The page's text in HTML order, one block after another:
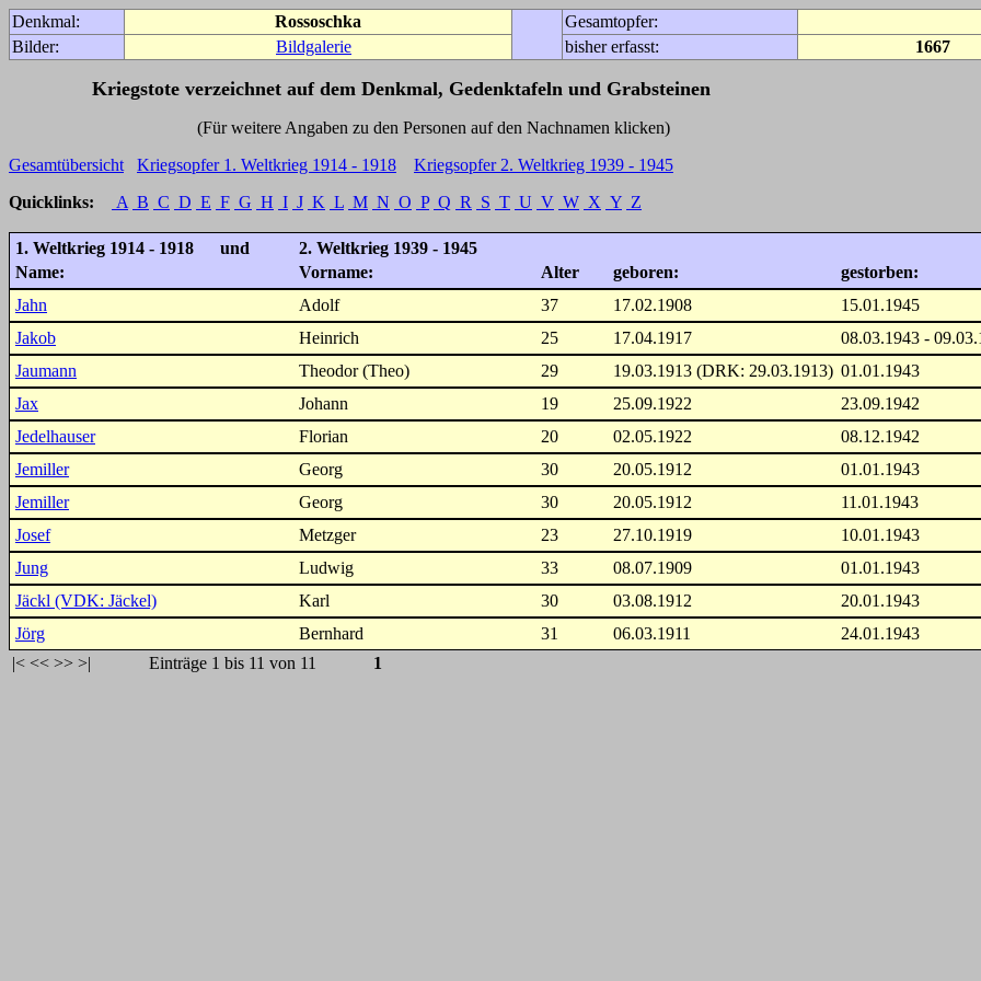
Denkmal: Rossoschka
Gesamtopfer:
Bilder:
Bildgalerie bisher erfasst: 1667
Kriegstote verzeichnet auf dem Denkmal, Gedenktafeln und Grabsteinen
(Für weitere Angaben zu den Personen auf den Nachnamen klicken)
Gesamtübersicht
Kriegsopfer 1. Weltkrieg 1914 - 1918
Kriegsopfer 2. Weltkrieg 1939 - 1945
Quicklinks:
A B C D E F G H I J K L M N O P Q R S T U V W X Y Z
1. Weltkrieg 1914 - 1918 und
2. Weltkrieg 1939 - 1945
Name:
Vorname: Alter geboren:
gestorben:
Jahn
Adolf 37 17.02.1908
15.01.1945
Jakob
Heinrich 25 17.04.1917
08.03.1943 -
Jaumann
Theodor (Theo) 29 19.03.1913 (DRK: 29.03.1913) 01.01.1943
Jax
Johann 19 25.09.1922
23.09.1942
Jedelhauser
Florian 20 02.05.1922
08.12.1942
Jemiller
Georg 30 20.05.1912
01.01.1943
Jemiller
Georg 30 20.05.1912
11.01.1943
Josef
Metzger 23 27.10.1919
10.01.1943
Jung
Ludwig 33 08.07.1909
01.01.1943
Jäckl (VDK: Jäckel)
Karl 30 03.08.1912
20.01.1943
Jörg
Bernhard 31 06.03.1911
24.01.1943
|< << >> >| Einträge 1 bis 11 von 11 1